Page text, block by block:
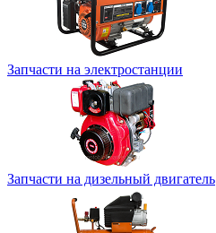
Запчасти на электростанции
Запчасти на дизельный двигатель